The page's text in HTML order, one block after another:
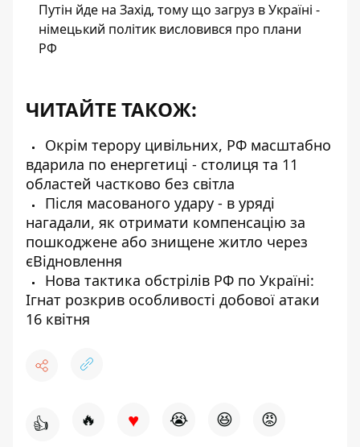
Путін йде на Захід, тому що загруз в Україні -
німецький політик висловився про плани
РФ
ЧИТАЙТЕ ТАКОЖ:
Окрім терору цивільних, РФ масштабно
вдарила по енергетиці - столиця та 11
областей частково без світла
Після масованого удару - в уряді
нагадали, як отримати компенсацію за
пошкоджене або знищене житло через
єВідновлення
Нова тактика обстрілів РФ по Україні:
Ігнат розкрив особливості добової атаки
16 квітня
👍 🔥 ♥ 😭 😆 😡